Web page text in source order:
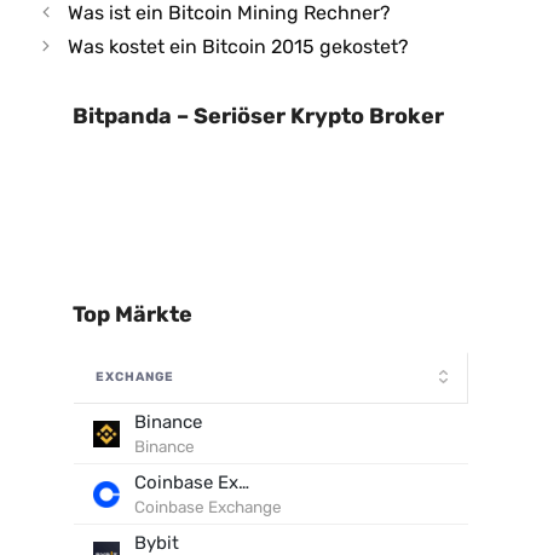
Was ist ein Bitcoin Mining Rechner?
Was kostet ein Bitcoin 2015 gekostet?
Bitpanda – Seriöser Krypto Broker
Top Märkte
EXCHANGE
Binance
Binance
Coinbase Exchange
Coinbase Exchange
Bybit